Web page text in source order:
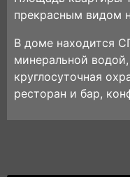
прекрасным видом
В доме находится
минеральной
круглосуточная
ресторан и бар,